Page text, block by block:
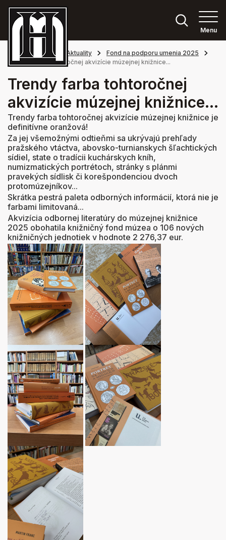
Menu
Hlavná stránka Aktuality
Fond na podporu umenia 2025
Trendy farba tohtoročnej akvizície múzejnej knižnice...
Trendy farba tohtoročnej
akvizície múzejnej knižnice...
Trendy farba tohtoročnej akvizície múzejnej knižnice je
definitívne oranžová!
Za jej všemožnými odtieňmi sa ukrývajú prehľady
pražského vtáctva, abovsko-turnianskych šľachtických
sídiel, state o tradícii kuchárskych kníh,
numizmatických portrétoch, stránky s plánmi
pravekých sídlisk či korešpondenciou dvoch
protomúzejníkov...
Skrátka pestrá paleta odborných informácií, ktorá nie je
farbami limitovaná...
Akvizícia odbornej literatúry do múzejnej knižnice
2025 obohatila knižničný fond múzea o 106 nových
knižničných jednotiek v hodnote 2 276,37 eur.